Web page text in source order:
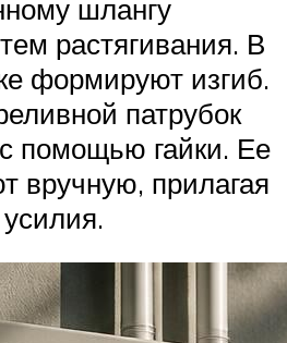
шлангу
растягивания. В
формируют изгиб.
патрубок
помощью гайки. Ее
вручную, прилагая